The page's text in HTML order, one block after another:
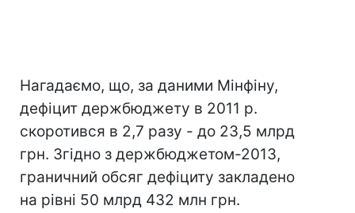
Нагадаємо, що, за даними Мінфіну,
дефіцит держбюджету в 2011 р.
скоротився в 2,7 разу - до 23,5 млрд
грн. Згідно з держбюджетом-2013,
граничний обсяг дефіциту закладено
на рівні 50 млрд 432 млн грн.